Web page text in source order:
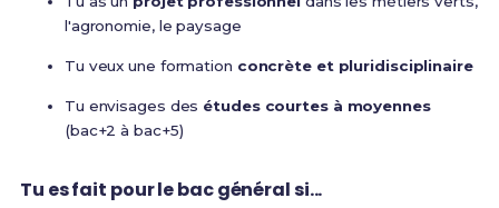
l'agronomie, le paysage
Tu veux une formation concrète et pluridisciplinaire
Tu envisages des études courtes à moyennes
(bac+2 à bac+5)
Tu es fait pour le bac général si...